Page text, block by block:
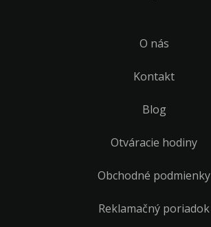
O nás
Kontakt
Blog
Otváracie hodiny
Obchodné podmienky
Reklamačný poriadok